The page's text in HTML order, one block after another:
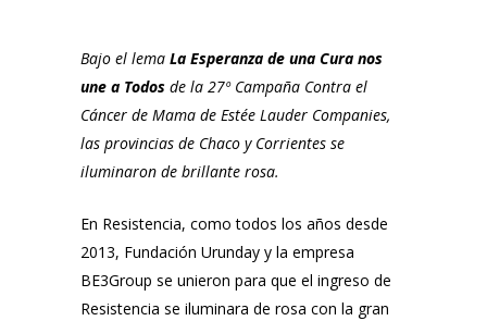
Bajo el lema La Esperanza de una Cura nos
une a Todos de la 27º Campaña Contra el
Cáncer de Mama de Estée Lauder Companies,
las provincias de Chaco y Corrientes se
iluminaron de brillante rosa.
En Resistencia, como todos los años desde
2013, Fundación Urunday y la empresa
BE3Group se unieron para que el ingreso de
Resistencia se iluminara de rosa con la gran